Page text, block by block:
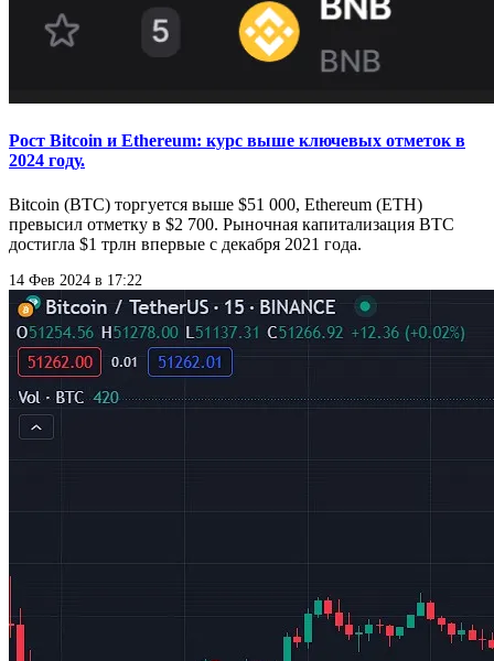
Рост Bitcoin и Ethereum: курс выше ключевых отметок в
2024 году.
Bitcoin (BTC) торгуется выше $51 000, Ethereum (ETH)
превысил отметку в $2 700. Рыночная капитализация BTC
достигла $1 трлн впервые с декабря 2021 года.
14 Фев 2024 в 17:22